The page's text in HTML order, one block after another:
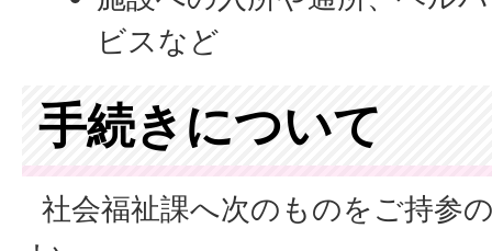
ビスなど
手続きについて
社会福祉課へ次のものをご持参